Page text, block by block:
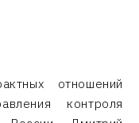
отношений
контроля